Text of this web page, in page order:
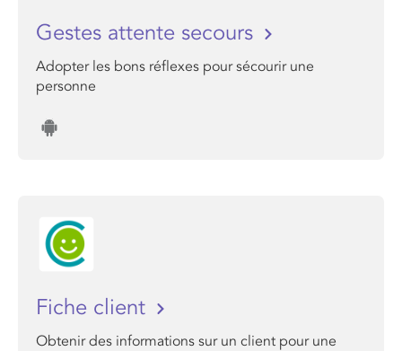
Gestes attente secours
Adopter les bons réflexes pour sécourir une
personne
Fiche client
Obtenir des informations sur un client pour une